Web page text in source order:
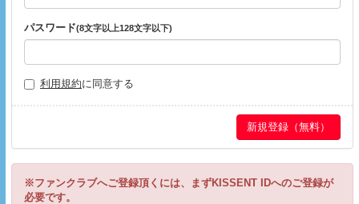
パスワード(8文字以上128文字以下)
利用規約に同意する
※ファンクラブへご登録頂くには、まずKISSENT IDへのご登録が
必要です。